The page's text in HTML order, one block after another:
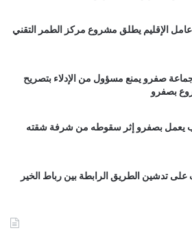
عامل الإقليم يطلق مشروع مركز الطمر التقني
صفرو يمنع مسؤول من الإدلاء بتصريح
بصفرو
يعمل بصفرو إثر سقوطه من شرفة شقته
تدشين الطريق الرابطة بين رباط الخير